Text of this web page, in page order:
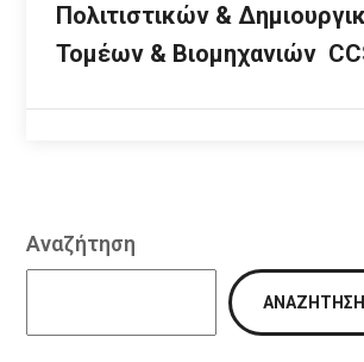
Πολιτιστικών &
Τομέων & Βιομηχανιών
Αναζήτηση
ΑΝΑΖΉΤΗΣΗ